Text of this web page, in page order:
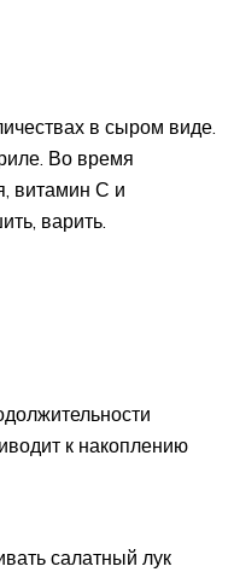
в сыром виде.
Во время
витамин С и
варить.
к накоплению
салатный лук